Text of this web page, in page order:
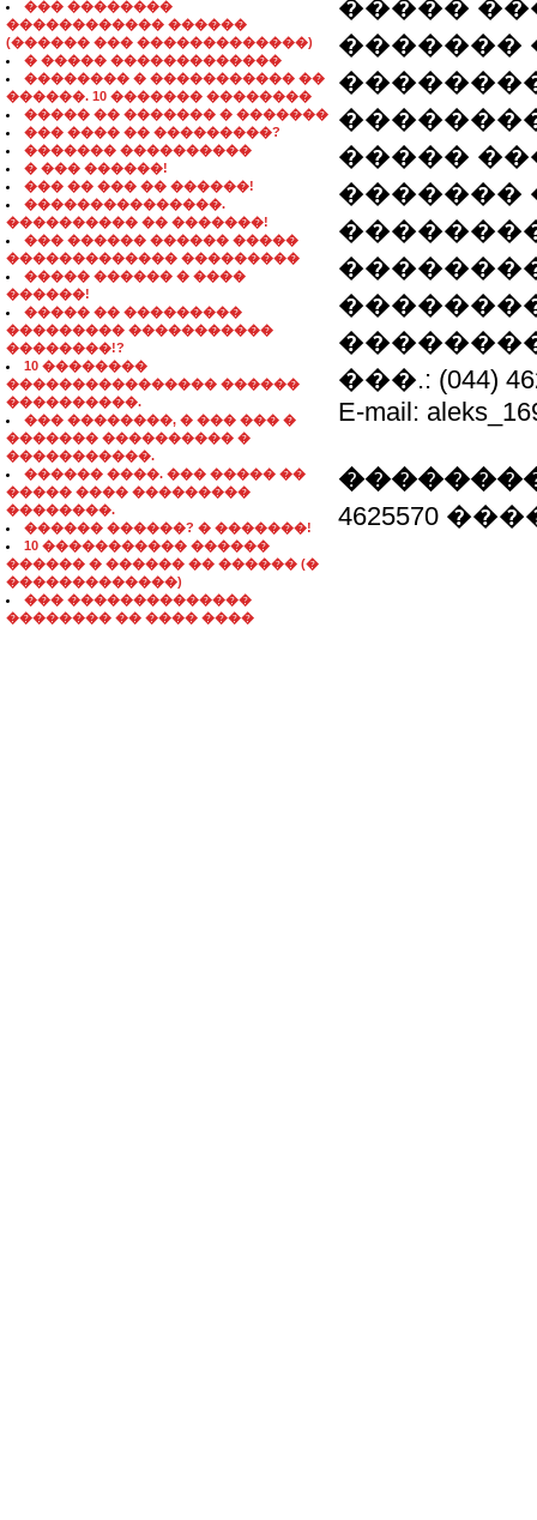
��� ��������
������������ ������
(������ ��� �������������)
� ����� �������������
�������� � ����������� ��
������. 10 ������� ��������
����� �� ������� � �������
��� ���� �� ���������?
������� ����������
� ��� ������!
��� �� ��� �� ������!
���������������.
���������� �� �������!
��� ������ ������ �����
������������� ���������
����� ������ � ����
������!
����� �� ���������
��������� �����������
��������!?
10 ��������
���������������� ������
����������.
��� ��������, � ��� ��� �
������� ���������� �
�����������.
������ ����. ��� ����� ��
����� ���� ���������
��������.
������ ������? � �������!
10 ����������� ������
������ � ������ �� ������ (�
�������������)
��� ��������������
�������� �� ���� ����
�����
�������
�����
�������
���.: (044)
E-mail:
4625570